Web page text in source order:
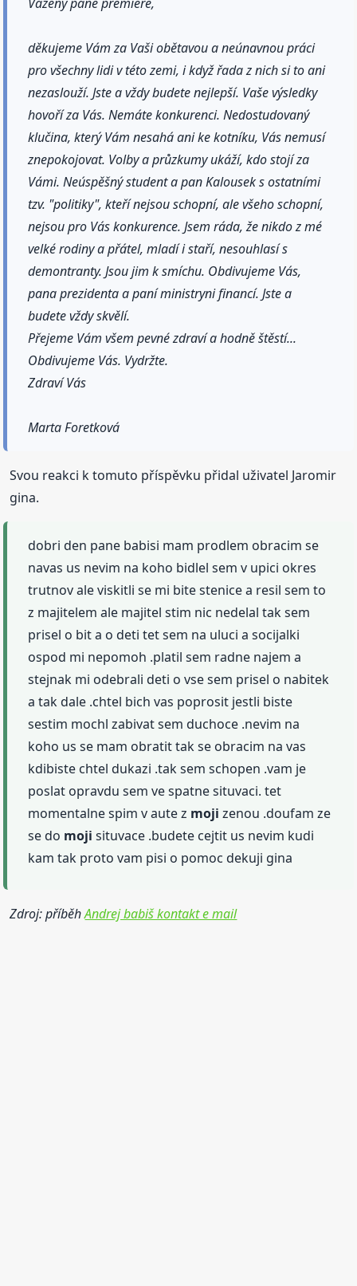
děkujeme Vám za Vaši obětavou a neúnavnou práci
pro všechny lidi v této zemi, i když řada z nich si to ani
nezaslouží. Jste a vždy budete nejlepší. Vaše výsledky
hovoří za Vás. Nemáte konkurenci. Nedostudovaný
klučina, který Vám nesahá ani ke kotníku, Vás nemusí
znepokojovat. Volby a průzkumy ukáží, kdo stojí za
Vámi. Neúspěšný student a pan Kalousek s ostatními
tzv. "politiky", kteří nejsou schopní, ale všeho schopní,
nejsou pro Vás konkurence. Jsem ráda, že nikdo z mé
velké rodiny a přátel, mladí i staří, nesouhlasí s
demontranty. Jsou jim k smíchu. Obdivujeme Vás,
pana prezidenta a paní ministryni financí. Jste a
budete vždy skvělí.
Přejeme Vám všem pevné zdraví a hodně štěstí...
Obdivujeme Vás. Vydržte.
Zdraví Vás
Marta Foretková
Svou reakci k tomuto příspěvku přidal uživatel Jaromir
gina.
dobri den pane babisi mam prodlem obracim se
navas us nevim na koho bidlel sem v upici okres
trutnov ale viskitli se mi bite stenice a resil sem to
z majitelem ale majitel stim nic nedelal tak sem
prisel o bit a o deti tet sem na uluci a socijalki
ospod mi nepomoh .platil sem radne najem a
stejnak mi odebrali deti o vse sem prisel o nabitek
a tak dale .chtel bich vas poprosit jestli biste
sestim mochl zabivat sem duchoce .nevim na
koho us se mam obratit tak se obracim na vas
kdibiste chtel dukazi .tak sem schopen .vam je
poslat opravdu sem ve spatne situvaci. tet
momentalne spim v aute z moji zenou .doufam ze
se do moji situvace .budete cejtit us nevim kudi
kam tak proto vam pisi o pomoc dekuji gina
Zdroj: příběhAndrej babiš kontakt e mail